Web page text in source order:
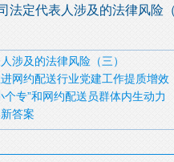
法定代表人涉及的法律风险（
涉及的法律风险（三）
网约配送行业党建工作提质增效
个专”和网约配送员群体内生动力
答案